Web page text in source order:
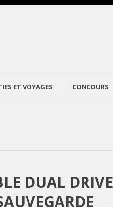
ET VOYAGES CONCOURS
DUAL DRIVE